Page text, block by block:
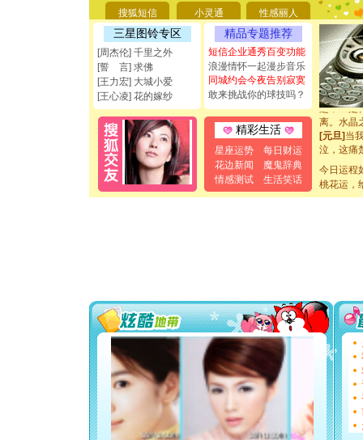
搜狐短信 小灵通 性感丽人
三星图铃专区
[周杰伦] 千里之外
[誓 言] 求佛
[王力宏] 大城小爱
[王心凌] 花的嫁纱
精品专题推荐
短信企业通秀百变功能
浪漫情怀一起漫步音乐
同城约会今夜告别寂寞
敢来挑战你的球技吗？
精彩生活
星座运势
每日财运
花边新闻
魔鬼辞典
情感测试
生活笑话
都要快乐
[圣诞节]
如意,快
[元旦]看
断电。爱
你是我专
[元旦]如
起；二是
离。水晶
[元旦]当
泣，这痛
卖了。水
[春节]风
颜！冬去
道一声平
能正大光
都要快乐
[圣诞节]
如意,快
[元旦]
断电。
你是我
[元旦]
起；二
离。水
今日运程
桃花运，